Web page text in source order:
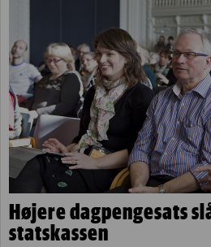
Højere dagpengesats
statskassen